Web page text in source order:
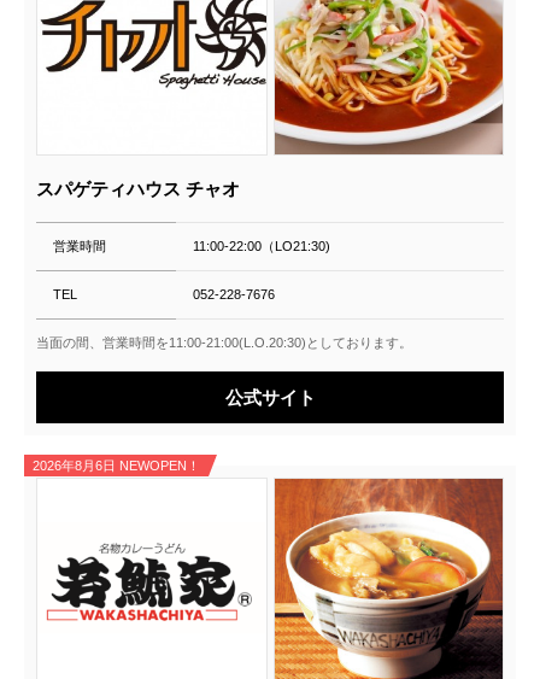
スパゲティハウス チャオ
営業時間 11:00-22:00（LO21:30)
TEL 052-228-7676
当面の間、営業時間を11:00-21:00(L.O.20:30)としております。
公式サイト
2026年8月6日 NEWOPEN！